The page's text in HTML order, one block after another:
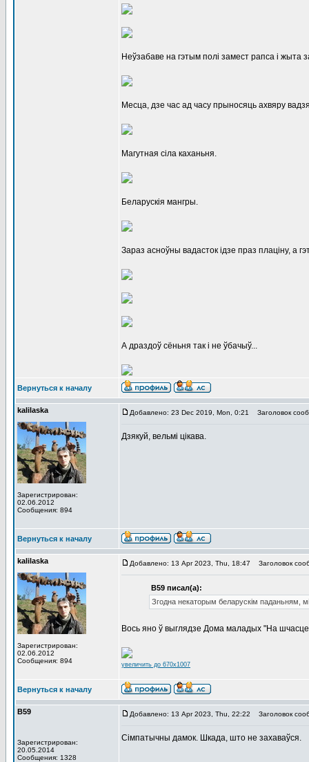
Неўзабаве на гэтым полі замест рапса і жыта
Месца, дзе час ад часу прыносяць ахвяру
Магутная сіла каханьня.
Беларускія мангры.
Зараз асноўны вадасток ідзе праз плаціну, а
А драздоў сёньня так і не ўбачыў...
Вернуться к началу
kalilaska
Зарегистрирован:
02.06.2012
Сообщения: 894
Добавлено: 23 Dec 2019, Mon, 0:21 Заголовок
Дзякуй, вельмi цiкава.
Вернуться к началу
kalilaska
Зарегистрирован:
02.06.2012
Сообщения: 894
Добавлено: 13 Apr 2023, Thu, 18:47 Заголовок
В59 писал(а):
Згодна некаторым беларускім паданьням,
Вось яно ў выглядзе Дома маладых "На
увеличить до 670x1007
Вернуться к началу
В59
Зарегистрирован:
20.05.2014
Сообщения: 1328
Добавлено: 13 Apr 2023, Thu, 22:22 Заголовок
Сімпатычны дамок. Шкада, што не захаваўся.